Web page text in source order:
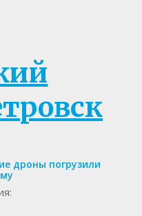
дроны погрузили